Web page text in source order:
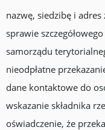
nazwę, siedzibę i
sprawie
samorządu
nieodpłatne
dane kontaktowe do
wskazanie składnika
oświadczenie, że